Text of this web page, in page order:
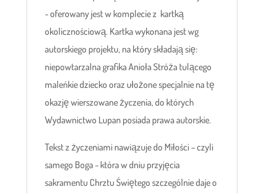
- oferowany jest w komplecie z kartką
okolicznościową. Kartka wykonana jest wg
autorskiego projektu, na który składają się:
niepowtarzalna grafika Anioła Stróża tulącego
maleńkie dziecko oraz ułożone specjalnie na tę
okazję wierszowane życzenia, do których
Wydawnictwo Lupan posiada prawa autorskie.
Tekst z życzeniami nawiązuje do Miłości – czyli
samego Boga - która w dniu przyjęcia
sakramentu Chrztu Świętego szczególnie daje o